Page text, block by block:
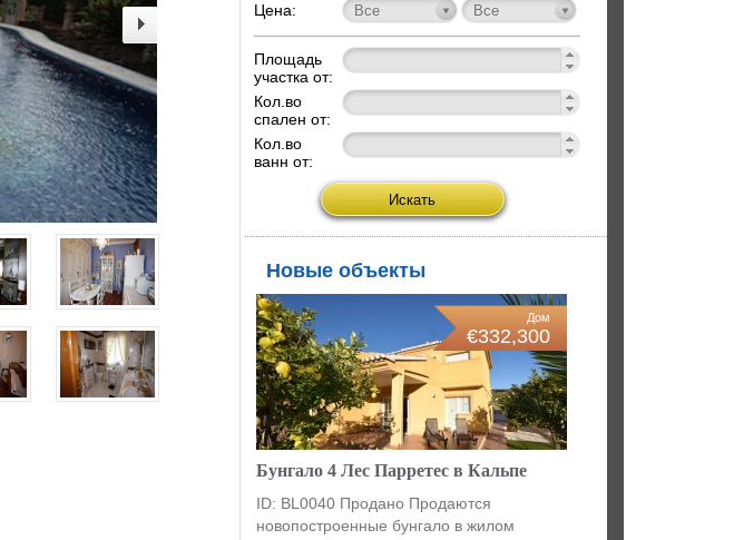
Цена:
Площадь
участка от:
Кол.во
спален от:
Кол.во
ванн от:
Новые объекты
Дом
€332,300
Бунгало 4 Лес Парретес в Кальпе
ID: BL0040 Продано Продаются
новопостроенные бунгало в жилом